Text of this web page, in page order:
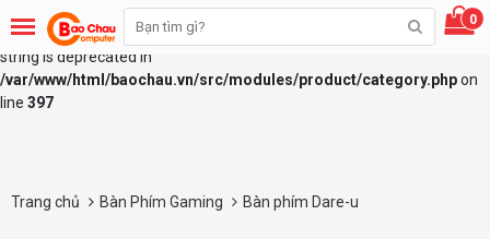
Deprecated: explode(): Passing null to parameter #2 ($string) of type
string is deprecated in
/var/www/html/baochau.vn/src/modules/product/category.phpon
line 397
0
Trang chủ Bàn Phím Gaming Bàn phím Dare-u